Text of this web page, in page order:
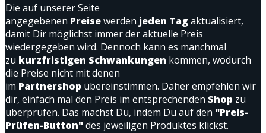
Die auf unserer Seite
angegebenen Preisewerden jeden Tagaktualisiert,
damit Dir möglichst immer der aktuelle Preis
wiedergegeben wird. Dennoch kann es manchmal
zu kurzfristigen Schwankungen kommen, wodurch
die Preise nicht mit denen
im Partnershop übereinstimmen. Daher empfehlen wir
dir, einfach mal den Preis im entsprechenden Shop zu
überprüfen. Das machst Du, indem Du auf den "Preis-
Prüfen-Button"des jeweiligen Produktes klickst.